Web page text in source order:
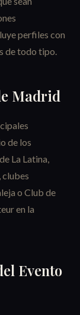
perfiles con
de todo tipo.
Madrid
de los
La Latina,
o Club de
en la
Evento